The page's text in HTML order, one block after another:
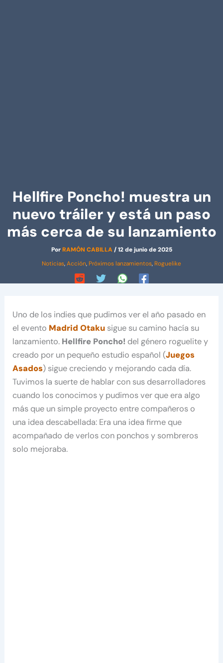
Hellfire Poncho! muestra un
nuevo tráiler y está un paso
más cerca de su lanzamiento
PorRAMÓN CABILLA/12 de junio de 2025
Noticias,Acción, Próximos lanzamientos, Roguelike
Uno de los indies que pudimos ver el año pasado en
el evento Madrid Otaku sigue su camino hacía su
lanzamiento. Hellfire Poncho! del género roguelite y
creado por un pequeño estudio español (Juegos
Asados) sigue creciendo y mejorando cada día.
Tuvimos la suerte de hablar con sus desarrolladores
cuando los conocimos y pudimos ver que era algo
más que un simple proyecto entre compañeros o
una idea descabellada: Era una idea firme que
acompañado de verlos con ponchos y sombreros
solo mejoraba.